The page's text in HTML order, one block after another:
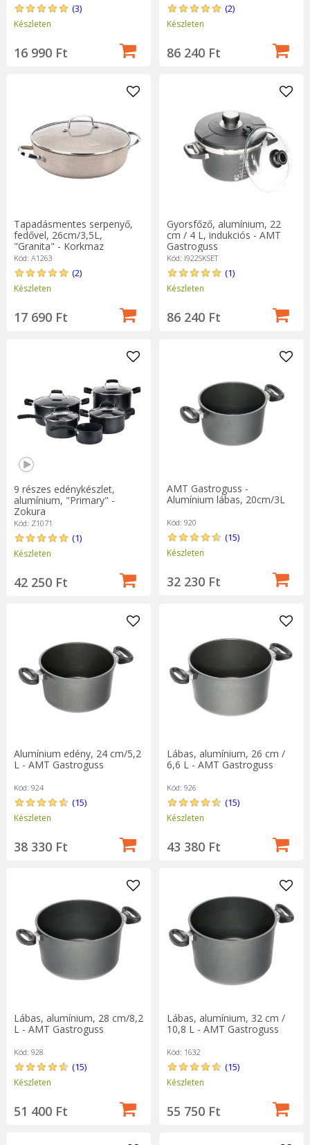
(3)
Készleten
16 990 Ft
(2)
Készleten
86 240 Ft
Tapadásmentes serpenyő,
fedővel, 26cm/3,5L,
"Granita" - Korkmaz
Kód: A1263
(2)
Készleten
17 690 Ft
Gyorsfőző, alumínium, 22
cm / 4 L, indukciós - AMT
Gastroguss
Kód: I922SKSET
(1)
Készleten
86 240 Ft
9 részes edénykészlet,
alumínium, "Primary" -
Zokura
Kód: Z1071
(1)
Készleten
42 250 Ft
AMT Gastroguss -
Alumínium lábas, 20cm/3L
Kód: 920
(15)
Készleten
32 230 Ft
Alumínium edény, 24 cm/5,2
L - AMT Gastroguss
Kód: 924
(15)
Készleten
38 330 Ft
Lábas, alumínium, 26 cm /
6,6 L - AMT Gastroguss
Kód: 926
(15)
Készleten
43 380 Ft
Lábas, alumínium, 28 cm/8,2
L - AMT Gastroguss
Kód: 928
(15)
Készleten
51 400 Ft
Lábas, alumínium, 32 cm /
10,8 L - AMT Gastroguss
Kód: 1632
(15)
Készleten
55 750 Ft